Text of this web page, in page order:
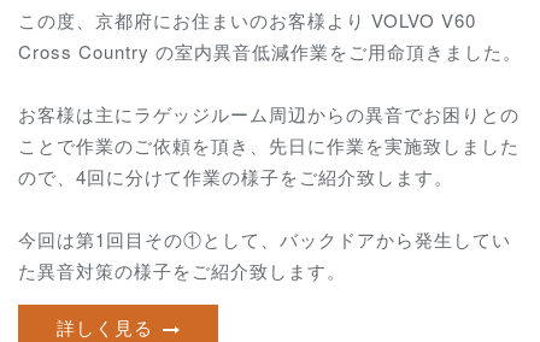
この度、京都府にお住まいのお客様より VOLVO V60
Cross Country の室内異音低減作業をご用命頂きました。
お客様は主にラゲッジルーム周辺からの異音でお困りとの
ことで作業のご依頼を頂き、先日に作業を実施致しました
ので、4回に分けて作業の様子をご紹介致します。
今回は第1回目その①として、 バックドアから発生してい
た異音対策の様子をご紹介致します。
詳しく見る